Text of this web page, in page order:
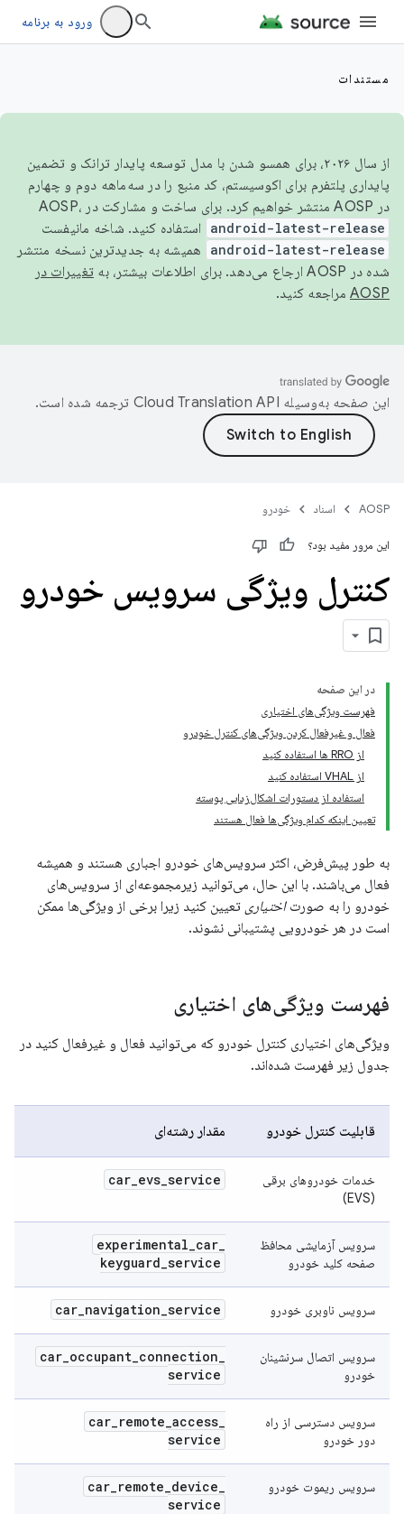
ورود به برنامه
مستندات
از سال ۲۰۲۶، برای همسو شدن با مدل توسعه پایدار ترانک و تضمین
پایداری پلتفرم برای اکوسیستم، کد منبع را در سه‌ماهه دوم و چهارم
در AOSP منتشر خواهیم کرد. برای ساخت و مشارکت در AOSP،
android-latest-release استفاده کنید. شاخه مانیفست
android-latest-release
همیشه به جدیدترین نسخه منتشر
شده در AOSP ارجاع می‌دهد. برای اطلاعات بیشتر، به
تغییرات در
AOSP مراجعه کنید.
این صفحه به‌وسیله ترجمه شده است.
AOSP اسناد خودرو
این مرور مفید بود؟
کنترل ویژگی سرویس خودرو
در این صفحه
فهرست ویژگی‌های اختیاری
فعال و غیرفعال کردن ویژگی‌های کنترل خودرو
از RRO ها استفاده کنید
از VHAL استفاده کنید
استفاده از دستورات اشکال‌زدایی پوسته
تعیین اینکه کدام ویژگی‌ها فعال هستند
به طور پیش‌فرض، اکثر سرویس‌های خودرو اجباری هستند و همیشه
فعال می‌باشند. با این حال، می‌توانید زیرمجموعه‌ای از سرویس‌های
خودرو را به صورتاختیاری تعیین کنید زیرا برخی از ویژگی‌ها ممکن
است در هر خودرویی پشتیبانی نشوند.
فهرست ویژگی‌های اختیاری
ویژگی‌های اختیاری کنترل خودرو که می‌توانید فعال و غیرفعال کنید در
جدول زیر فهرست شده‌اند.
قابلیت کنترل خودرو مقدار رشته‌ای
خدمات خودروهای برقی
(EVS)
car_evs_service
سرویس آزمایشی محافظ
صفحه کلید خودرو
experimental_car_
keyguard_service
سرویس ناوبری خودرو car_navigation_service
سرویس اتصال سرنشینان
خودرو
car_occupant_connection_
service
سرویس دسترسی از راه
دور خودرو
car_remote_access_
service
سرویس ریموت خودرو car_remote_device_
service